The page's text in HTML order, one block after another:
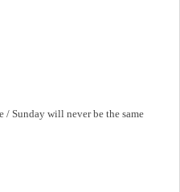
/ Sunday will never be the same